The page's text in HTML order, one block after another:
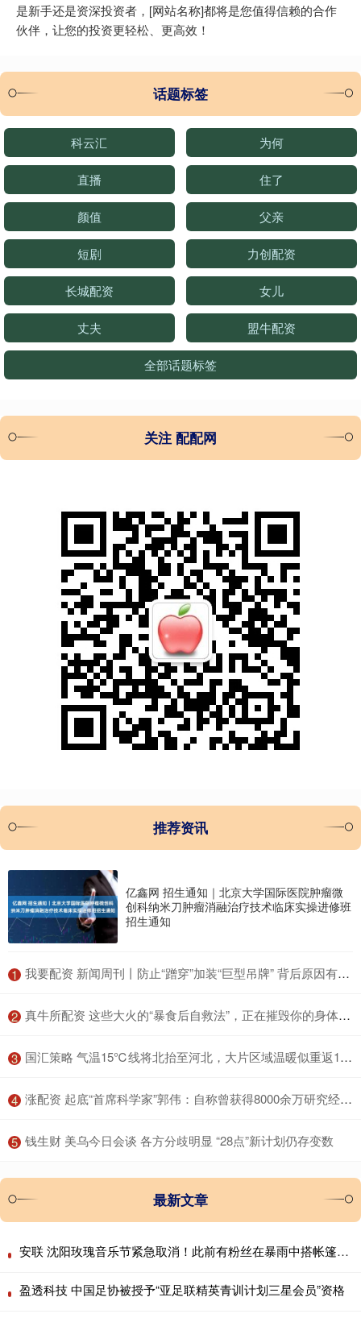
是新手还是资深投资者，[网站名称]都将是您值得信赖的合作
伙伴，让您的投资更轻松、更高效！
话题标签
科云汇 为何
直播 住了
颜值 父亲
短剧 力创配资
长城配资 女儿
丈夫 盟牛配资
全部话题标签
关注 配配网
推荐资讯
亿鑫网 招生通知｜北京大学国际医院肿瘤微
创科纳米刀肿瘤消融治疗技术临床实操进修班
招生通知
1 ​我要配资 新闻周刊丨防止“蹭穿”加装“巨型吊牌” 背后原因有些无奈
2 ​真牛所配资 这些大火的“暴食后自救法”，正在摧毁你的身体！很多人中招
3 ​国汇策略 气温15℃线将北抬至河北，大片区域温暖似重返10月，说好的冷空气降温呢？
4 ​涨配资 起底“首席科学家”郭伟：自称曾获得8000余万研究经费，关联9家企业，不发工资被多家法院“限高”；其博导申报材料曝光
5 ​钱生财 美乌今日会谈 各方分歧明显 “28点”新计划仍存变数
最新文章
安联 沈阳玫瑰音乐节紧急取消！此前有粉丝在暴雨中搭帐篷通宵排队
盈透科技 中国足协被授予“亚足联精英青训计划三星会员”资格